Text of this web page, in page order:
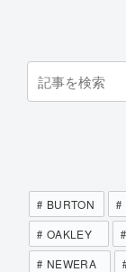
BURTON
OAKLEY
NEWERA